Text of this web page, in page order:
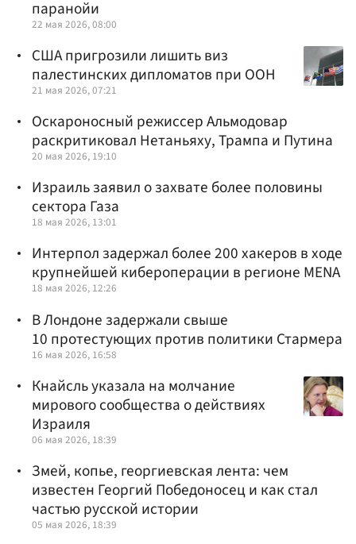
паранойи
22 мая 2026, 08:00
США пригрозили лишить виз
палестинских дипломатов при ООН
21 мая 2026, 07:21
Оскароносный режиссер Альмодовар
раскритиковал Нетаньяху, Трампа и Путина
20 мая 2026, 19:10
Израиль заявил о захвате более половины
сектора Газа
18 мая 2026, 13:01
Интерпол задержал более 200 хакеров в ходе
крупнейшей кибероперации в регионе MENA
18 мая 2026, 12:26
В Лондоне задержали свыше
10 протестующих против политики Стармера
16 мая 2026, 16:58
Кнайсль указала на молчание
мирового сообщества о действиях
Израиля
06 мая 2026, 18:39
Змей, копье, георгиевская лента: чем
известен Георгий Победоносец и как стал
частью русской истории
05 мая 2026, 18:39